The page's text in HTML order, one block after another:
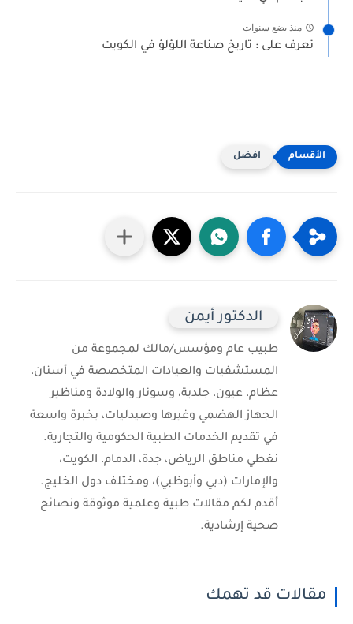
منذ بضع سنوات
تعرف على : تاريخ صناعة اللؤلؤ في الكويت
افضل
الدكتور أيمن
طبيب عام ومؤسس/مالك لمجموعة من
المستشفيات والعيادات المتخصصة في أسنان،
عظام، عيون، جلدية، وسونار والولادة ومناظير
الجهاز الهضمي وغيرها وصيدليات، بخبرة واسعة
في تقديم الخدمات الطبية الحكومية والتجارية.
نغطي مناطق الرياض، جدة، الدمام، الكويت،
والإمارات (دبي وأبوظبي)، ومختلف دول الخليج.
أقدم لكم مقالات طبية وعلمية موثوقة ونصائح
صحية إرشادية.
مقالات قد تهمك